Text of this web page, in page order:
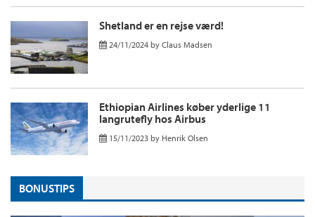
Shetland er en rejse værd!
24/11/2024 by Claus Madsen
Ethiopian Airlines køber yderlige 11
langrutefly hos Airbus
15/11/2023 by Henrik Olsen
BONUSTIPS